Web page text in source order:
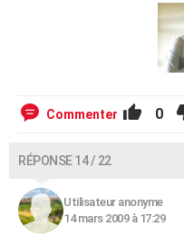
Commenter 0
RÉPONSE 14 / 22
Utilisateur anonyme
14 mars 2009 à 17:29